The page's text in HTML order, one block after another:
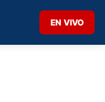
EN VIVO